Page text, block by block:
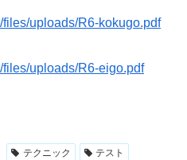
uploads/R6-kokugo.pdf
uploads/R6-eigo.pdf
テクニック
テスト